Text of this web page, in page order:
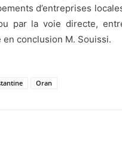
d’entreprises
par la voie directe,
conclusion M. Souissi.
Oran